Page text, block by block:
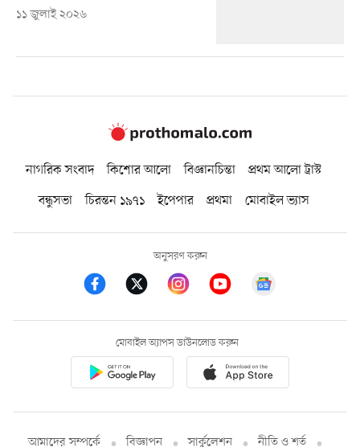
১১ জুলাই ২০২৬
নাগরিক সংবাদ কিশোর আলো বিজ্ঞানচিন্তা
প্রথম আলো ট্রাস্ট
বন্ধুসভা
চিরন্তন ১৯৭১ ইপেপার প্রথমা মোবাইল ভ্যাস
অনুসরণ করুন
মোবাইল অ্যাপস ডাউনলোড করুন
আমাদের সম্পর্কে বিজ্ঞাপন সার্কুলেশন নীতি ও শর্ত